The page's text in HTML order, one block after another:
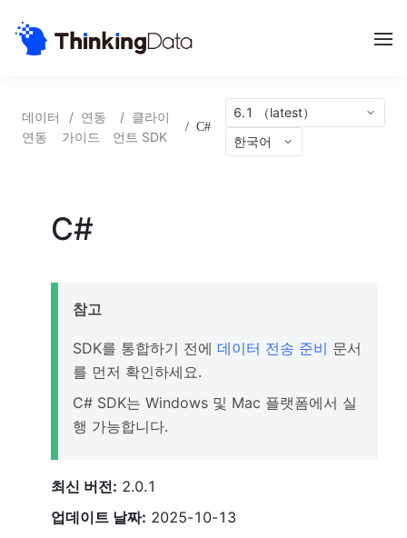
데이터
연동
/ 연동
가이드
/ 클라이
언트 SDK
/ C#
6.1 （latest）
한국어
C#
참고
SDK를 통합하기 전에 데이터 전송 준비 문서
를 먼저 확인하세요.
C# SDK는 Windows 및 Mac 플랫폼에서 실
행 가능합니다.
최신 버전: 2.0.1
업데이트 날짜: 2025-10-13